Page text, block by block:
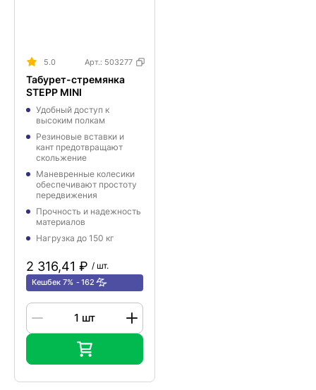
5.0 Арт.: 503277
Табурет-стремянка
STEPP MINI
Удобный доступ к
высоким полкам
Резиновые вставки и
кант предотвращают
скольжение
Маневренные колесики
обеспечивают простоту
передвижения
Прочность и надежность
материалов
Нагрузка до 150 кг
2 316,41 ₽ / шт.
Кешбек 7% 162